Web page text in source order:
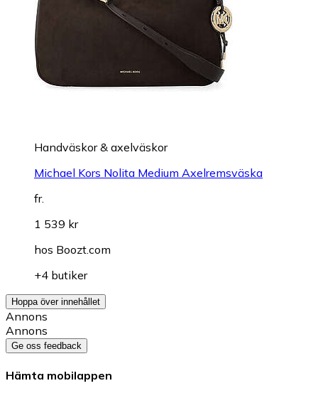
Handväskor & axelväskor
Michael Kors Nolita Medium Axelremsväska
fr.
1 539 kr
hos Boozt.com
+4 butiker
Hoppa över innehållet
Annons
Annons
Ge oss feedback
Hämta mobilappen